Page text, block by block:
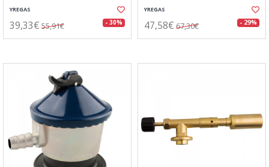
YREGAS
39,33€ 55,91€ - 30%
YREGAS
47,58€ 67,30€ - 29%